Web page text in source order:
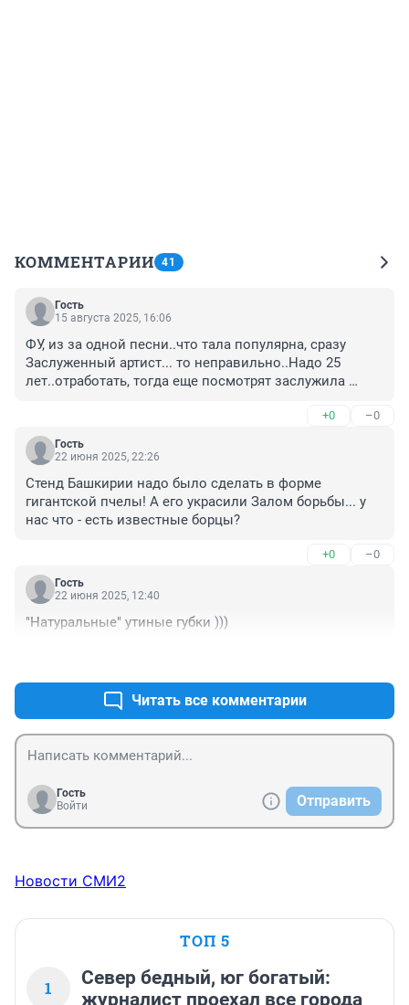
КОММЕНТАРИИ 41
Гость
15 августа 2025, 16:06
ФУ, из за одной песни..что тала популярна, сразу
Заслуженный артист... то неправильно..Надо 25
лет..отработать, тогда еще посмотрят заслужила
+0 –0
Гость
22 июня 2025, 22:26
Стенд Башкирии надо было сделать в форме
гигантской пчелы! А его украсили Залом борьбы... у
нас что - есть известные борцы?
+0 –0
Гость
22 июня 2025, 12:40
"Натуральные" утиные губки )))
Читать все комментарии
Гость
Войти
Отправить
Новости СМИ2
ТОП 5
1
Север бедный, юг богатый:
журналист проехал все города